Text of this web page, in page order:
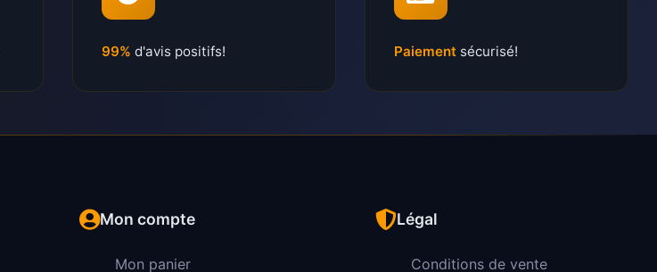
99% d'avis positifs! Paiement sécurisé!
Mon compte
Mon panier
Légal
Conditions de vente